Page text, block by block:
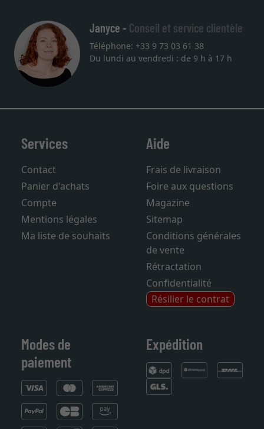
Janyce - Conseil et service clientèle
Téléphone: +33 9 73 03 61 38
Du lundi au vendredi : de 9 h à 17 h
Services
Contact
Panier d'achats
Compte
Mentions légales
Ma liste de souhaits
Aide
Frais de livraison
Foire aux questions
Magazine
Sitemap
Conditions générales
de vente
Rétractation
Confidentialité
Résilier le contrat
Modes de
paiement
Expédition